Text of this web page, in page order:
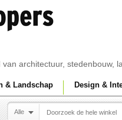
architectuur, stedenbouw,
& Landschap Design &
Alle